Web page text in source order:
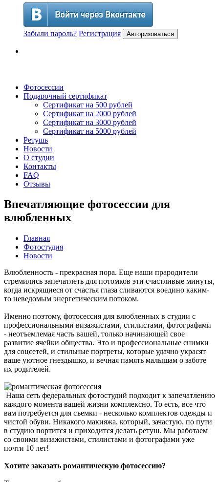
Забыли пароль? Регистрация Авторизоваться
Фотосессии
Подарочный сертификат
Сертификат на 500 рублей
Сертификат на 2000 рублей
Сертификат на 3000 рублей
Сертификат на 5000 рублей
Ретушь
Новости
О студии
Контакты
FAQ
Отзывы
Впечатляющие фотосессии для
влюбленных
Главная
Фотостудия
Новости
Влюбленность - прекрасная пора. Еще наши прародители
стремились запечатлеть для потомков эти счастливые минуты,
когда искрящиеся от счастья глаза сливаются воедино каким-
то неведомым энергетическим потоком.
Именно поэтому, фотосессия для влюбленных в студии с
профессиональными визажистами, стилистами, фотографами
- неотъемлемая часть вашей, только начинающей свое
развитие ячейки общества. Это и профессиональные снимки
для соцсетей, и стильные портреты, которые удачно украсят
ваше уютное гнездышко, и вечная память малышам о заботе
их родителей.
Наша сеть федеральных фотостудий подходит к запечатлению
каждого момента вашей жизни комплексно. То есть, все что
вам потребуется для съемки - несколько комплектов одежды и
чистой обуви. Никакого макияжа, который, зачастую, по пути
в студию портится и приходится делать ретуш. Мы работаем
со своими визажистами, стилистами и фотографами уже
почти 10 лет!
Хотите заказать романтическую фотосессию?